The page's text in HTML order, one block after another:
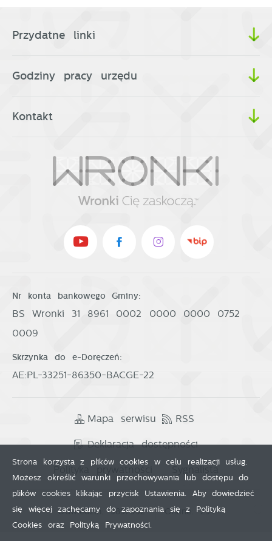
Przydatne linki
Godziny pracy urzędu
Kontakt
Nr konta bankowego Gminy:
BS Wronki 31 8961 0002 0000 0000 0752
0009
Skrzynka do e-Doręczeń:
AE:PL-33251-86350-BACGE-22
Mapa serwisu RSS
Deklaracja dostępności
Polityka prywatności Sygnalista
Odwiedzin: 3857052 Online: 254
Strona korzysta z plików cookies w celu realizacji usług.
Możesz określić warunki przechowywania lub dostępu do
plików cookies klikając przycisk Ustawienia. Aby dowiedzieć
się więcej zachęcamy do zapoznania się z Polityką
Cookies oraz Polityką Prywatności.